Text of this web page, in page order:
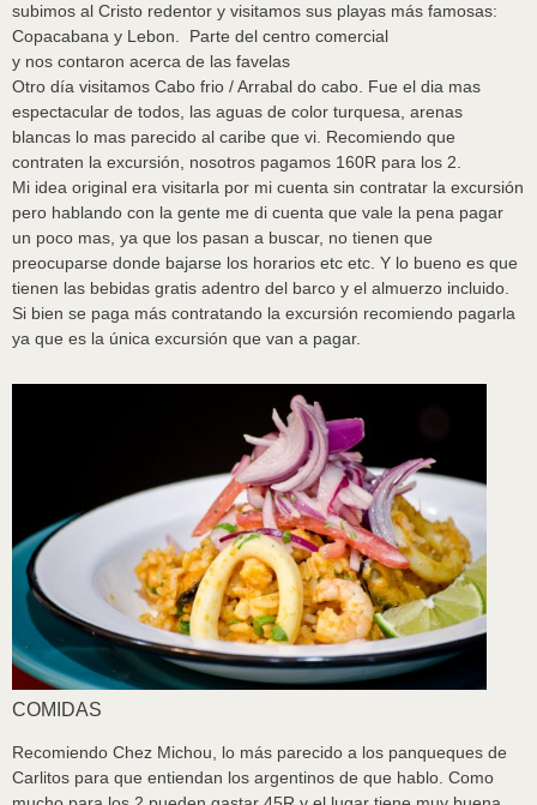
subimos al Cristo redentor y visitamos sus playas más famosas:
Copacabana y Lebon. Parte del centro comercial
y nos contaron acerca de las favelas
Otro día visitamos Cabo frio / Arrabal do cabo. Fue el dia mas
espectacular de todos, las aguas de color turquesa, arenas
blancas lo mas parecido al caribe que vi. Recomiendo que
contraten la excursión, nosotros pagamos 160R para los 2.
Mi idea original era visitarla por mi cuenta sin contratar la excursión
pero hablando con la gente me di cuenta que vale la pena pagar
un poco mas, ya que los pasan a buscar, no tienen que
preocuparse donde bajarse los horarios etc etc. Y lo bueno es que
tienen las bebidas gratis adentro del barco y el almuerzo incluido.
Si bien se paga más contratando la excursión recomiendo pagarla
ya que es la única excursión que van a pagar.
COMIDAS
Recomiendo Chez Michou, lo más parecido a los panqueques de
Carlitos para que entiendan los argentinos de que hablo. Como